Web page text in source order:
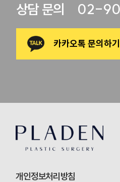
상담 문의 02-
카카오톡 문의하기
개인정보처리방침